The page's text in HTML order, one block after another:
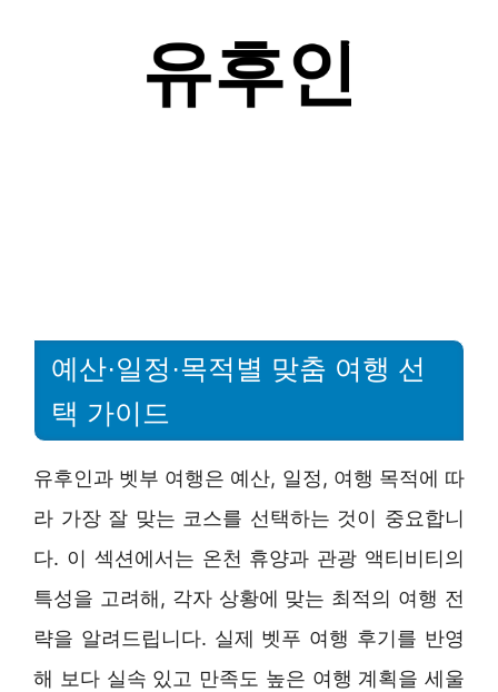
예산·일정·목적별 맞춤 여행 선
택 가이드
유후인과 벳부 여행은 예산, 일정, 여행 목적에 따
라 가장 잘 맞는 코스를 선택하는 것이 중요합니
다. 이 섹션에서는 온천 휴양과 관광 액티비티의
특성을 고려해, 각자 상황에 맞는 최적의 여행 전
략을 알려드립니다. 실제 벳푸 여행 후기를 반영
해 보다 실속 있고 만족도 높은 여행 계획을 세울